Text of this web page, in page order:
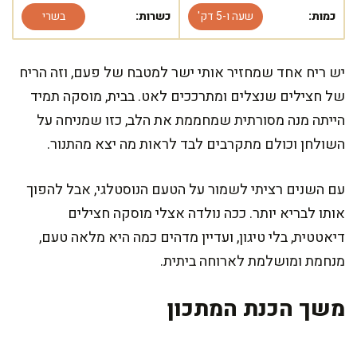
כמות: שעה ו-5 דק' כשרות: בשרי
יש ריח אחד שמחזיר אותי ישר למטבח של פעם, וזה הריח
של חצילים שנצלים ומתרככים לאט. בבית, מוסקה תמיד
הייתה מנה מסורתית שמחממת את הלב, כזו שמניחה על
השולחן וכולם מתקרבים לבד לראות מה יצא מהתנור.
עם השנים רציתי לשמור על הטעם הנוסטלגי, אבל להפוך
אותו לבריא יותר. ככה נולדה אצלי מוסקה חצילים
דיאטטית, בלי טיגון, ועדיין מדהים כמה היא מלאה טעם,
מנחמת ומושלמת לארוחה ביתית.
משך הכנת המתכון